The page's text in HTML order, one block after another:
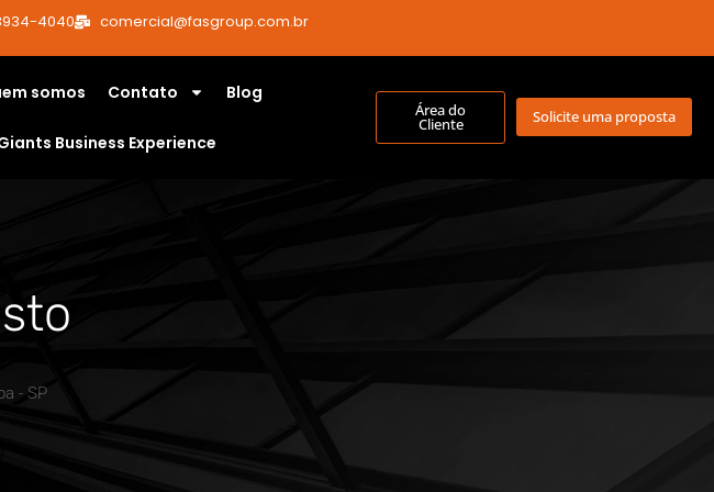
4040 comercial@fasgroup.com.br
somos Contato Blog
Business Experience
Área do
Cliente Solicite uma proposta
- SP